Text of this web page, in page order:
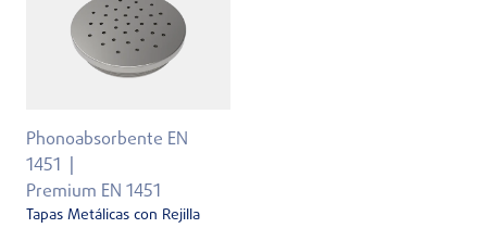
Phonoabsorbente EN
1451
Premium EN 1451
Tapas Metálicas con Rejilla